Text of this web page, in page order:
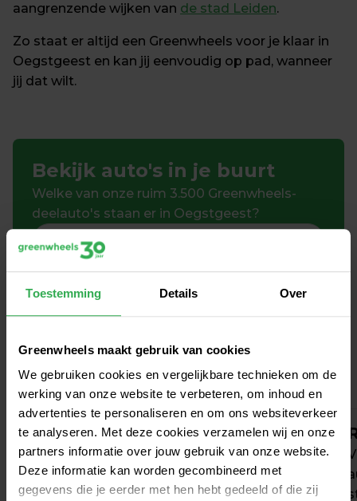
Toestemming Details Over
Greenwheels maakt gebruik van cookies
We gebruiken cookies en vergelijkbare technieken om de
werking van onze website te verbeteren, om inhoud en
advertenties te personaliseren en om ons websiteverkeer
te analyseren. Met deze cookies verzamelen wij en onze
partners informatie over jouw gebruik van onze website.
Deze informatie kan worden gecombineerd met
gegevens die je eerder met hen hebt gedeeld of die zij
aangrenzende wijken van de stad Leiden.
Zo staat er altijd een Greenwheels voor je klaar in
Oegstgeest en kan jij eenvoudig op pad, wanneer
jij dat wilt.
Bekijk auto's in je buurt
Welke van onze ruim 3.500 Greenwheels-
deelauto's staan er in Oegstgeest?
Oegstgeest
Aanmelden
Kies uit voordelige en flexibele tarieven, al
vanaf € 0 / maand. Verandert je rijgedrag?
Dan wijzig je jouw tarief maandelijks